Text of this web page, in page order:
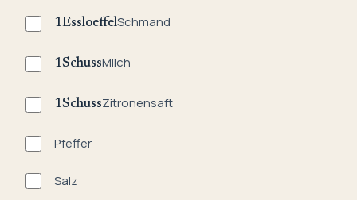
1EssloeffelSchmand
1SchussMilch
1SchussZitronensaft
Pfeffer
Salz